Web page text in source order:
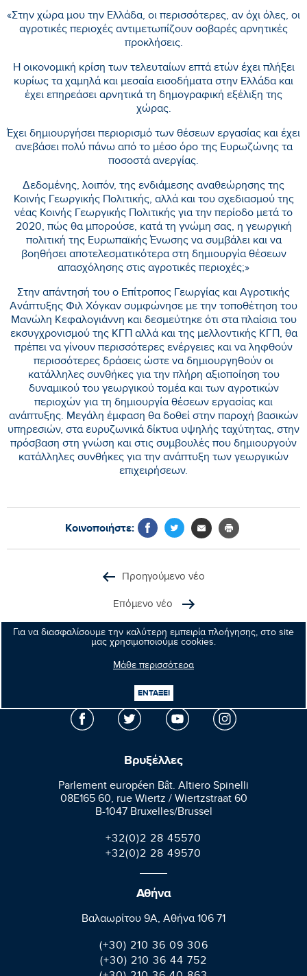
Για να διασφαλίσουμε την καλύτερη εμπειρία πλοήγησης, στο site
μας χρησιμοποιούμε cookies.
Μάθε περισσότερα
ΕΝΤΑΞΕΙ
«Στην χώρα μου την Ελλάδα, οι περισσότερες, αν όχι όλες, οι
αγροτικές περιοχές αντιμετωπίζουν σοβαρές αρνητικές
προκλήσεις.
Η οικονομική κρίση των τελευταίων επτά ετών έχει πλήξει
κυρίως τα χαμηλά και μεσαία εισοδήματα στην Ελλάδα και
έχει επηρεάσει αρνητικά τη δημογραφική εξέλιξη της
χώρας.
Έχει δημιουργήσει περιορισμό των θέσεων εργασίας και έχει
ανεβάσει πολύ πάνω από το μέσο όρο της Ευρωζώνης τα
ποσοστά ανεργίας.
Δεδομένης, λοιπόν, της ενδιάμεσης αναθεώρησης της
Κοινής Γεωργικής Πολιτικής, αλλά και του σχεδιασμού της
νέας Κοινής Γεωργικής Πολιτικής για την περίοδο μετά το
2020, πώς θα μπορούσε, κατά τη γνώμη σας, η γεωργική
πολιτική της Ευρωπαϊκής Ένωσης να συμβάλει και να
βοηθήσει αποτελεσματικότερα στη δημιουργία θέσεων
απασχόλησης στις αγροτικές περιοχές;»
Στην απάντησή του ο Επίτροπος Γεωργίας και Αγροτικής
Ανάπτυξης Φιλ Χόγκαν συμφώνησε με την τοποθέτηση του
Μανώλη Κεφαλογιάννη και δεσμεύτηκε ότι στα πλαίσια του
εκσυγχρονισμού της ΚΓΠ αλλά και της μελλοντικής ΚΓΠ, θα
πρέπει να γίνουν περισσότερες ενέργειες και να ληφθούν
περισσότερες δράσεις ώστε να δημιουργηθούν οι
κατάλληλες συνθήκες για την πλήρη αξιοποίηση του
δυναμικού του γεωργικού τομέα και των αγροτικών
περιοχών για τη δημιουργία θέσεων εργασίας και
ανάπτυξης. Μεγάλη έμφαση θα δοθεί στην παροχή βασικών
υπηρεσιών, στα ευρυζωνικά δίκτυα υψηλής ταχύτητας, στην
πρόσβαση στη γνώση και στις συμβουλές που δημιουργούν
κατάλληλες συνθήκες για την ανάπτυξη των γεωργικών
επιχειρήσεων.
Κοινοποιήστε:
Προηγούμενο νέο
Επόμενο νέο
Μανώλης
Ευρωβουλευτής
Βρυξέλλες
Parlement européen Bât. Altiero Spinelli
08E165 60, rue Wiertz / Wiertzstraat 60
B-1047 Bruxelles/Brussel
+32(0)2 28 45570
+32(0)2 28 49570
Αθήνα
Βαλαωρίτου 9A, Aθήνα 106 71
(+30) 210 36 09 306
(+30) 210 36 44 752